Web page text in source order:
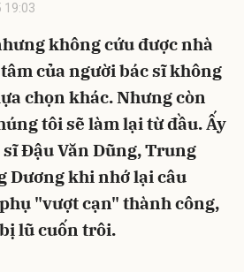
không cứu được nhà
của người bác sĩ không
chọn khác. Nhưng còn
tôi sẽ làm lại từ đầu. Ấy
Đậu Văn Dũng, Trung
Dương khi nhớ lại câu
"vượt cạn" thành công,
lũ cuốn trôi.